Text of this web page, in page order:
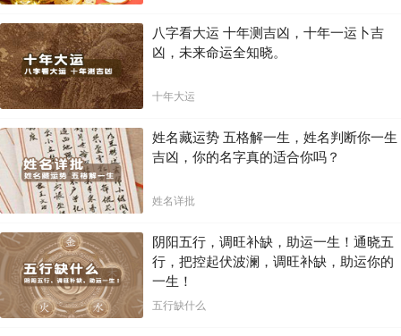
八字看大运 十年测吉凶，十年一运卜吉
凶，未来命运全知晓。
十年大运
姓名藏运势 五格解一生，姓名判断你一生
吉凶，你的名字真的适合你吗？
姓名详批
阴阳五行，调旺补缺，助运一生！通晓五
行，把控起伏波澜，调旺补缺，助运你的
一生！
五行缺什么